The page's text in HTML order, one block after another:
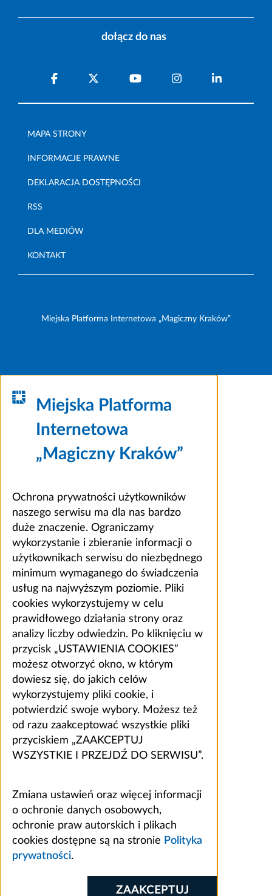
dołącz do nas
MAPA STRONY
INFORMACJE PRAWNE
DEKLARACJA DOSTĘPNOŚCI
RSS
DLA MEDIÓW
KONTAKT
Miejska Platforma Internetowa „Magiczny Kraków”
Miejska Platforma
Internetowa
„Magiczny Kraków”
Ochrona prywatności użytkowników
naszego serwisu ma dla nas bardzo
duże znaczenie. Ograniczamy
wykorzystanie i zbieranie informacji o
użytkownikach serwisu do niezbędnego
minimum wymaganego do świadczenia
usług na najwyższym poziomie. Pliki
cookies wykorzystujemy w celu
prawidłowego działania strony oraz
analizy liczby odwiedzin. Po kliknięciu w
przycisk „USTAWIENIA COOKIES”
możesz otworzyć okno, w którym
dowiesz się, do jakich celów
wykorzystujemy pliki cookie, i
potwierdzić swoje wybory. Możesz też
od razu zaakceptować wszystkie pliki
przyciskiem „ZAAKCEPTUJ
WSZYSTKIE I PRZEJDŹ DO SERWISU”.
Zmiana ustawień oraz więcej informacji
o ochronie danych osobowych,
ochronie praw autorskich i plikach
cookies dostępne są na stronie Polityka
prywatności.
ZAAKCEPTUJ